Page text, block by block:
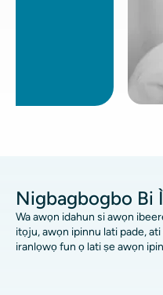
Nigbagbogbo Bi
Wa awọn idahun si awọn
itọju, awọn ipinnu lati pade,
iranlọwọ fun ọ lati ṣe awọn